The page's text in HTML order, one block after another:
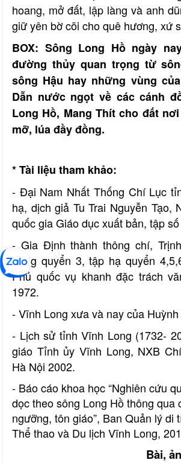
hoang, mở đất, lập làng và anh
giữ yên bờ cõi cho quê hương, xứ
BOX: Sông Long Hồ ngày
đường thủy quan trọng từ
sông Hậu hay những vùng
Dẫn nước ngọt về các cánh
Long Hồ, Mang Thít cho đất
mỡ, lúa đầy đồng.
* Tài liệu tham khảo:
- Đại Nam Nhất Thống Chí Lục
hạ, dịch giả Tu Trai Nguyễn Tạo,
quốc gia Giáo dục xuất bản, tập
- Gia Định thành thông chí,
trung quyển 3, tập hạ quyển
Phủ quốc vụ khanh đặc trách
1972.
- Vĩnh Long xưa và nay của
- Lịch sử tỉnh Vĩnh Long (1732-
giáo Tỉnh ủy Vĩnh Long, NXB
Hà Nội 2002.
- Báo cáo khoa học “Nghiên cứu
dọc theo sông Long Hồ thông qua
ngưỡng, tôn giáo”, Ban Quản lý di
Thể thao và Du lịch Vĩnh Long,
Bài,